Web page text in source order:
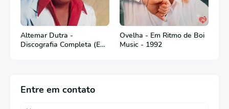
Altemar Dutra -
Discografia Completa (Em
Ovelha - Em Ritmo de Boi
Music - 1992
Entre em contato